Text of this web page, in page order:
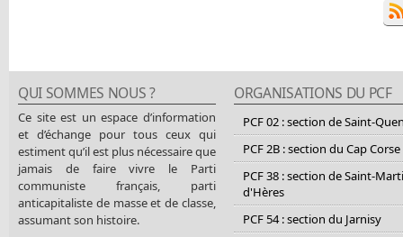
QUI SOMMES NOUS ?
Ce site est un espace d’information
et d’échange pour tous ceux qui
estiment qu’il est plus nécessaire que
jamais de faire vivre le Parti
communiste français, parti
anticapitaliste de masse et de classe,
assumant son histoire.
ORGANISATIONS DU PCF
PCF 02 : section de Saint-
PCF 2B : section du Cap Corse
PCF 38 : section de Saint-
d'Hères
PCF 54 : section du Jarnisy